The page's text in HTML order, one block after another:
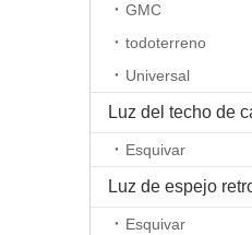
GMC
todoterreno
Universal
Luz del techo de
Esquivar
Luz de espejo
Esquivar